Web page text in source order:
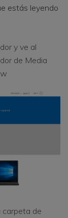
estás leyendo
y ve al
de Media
carpeta de